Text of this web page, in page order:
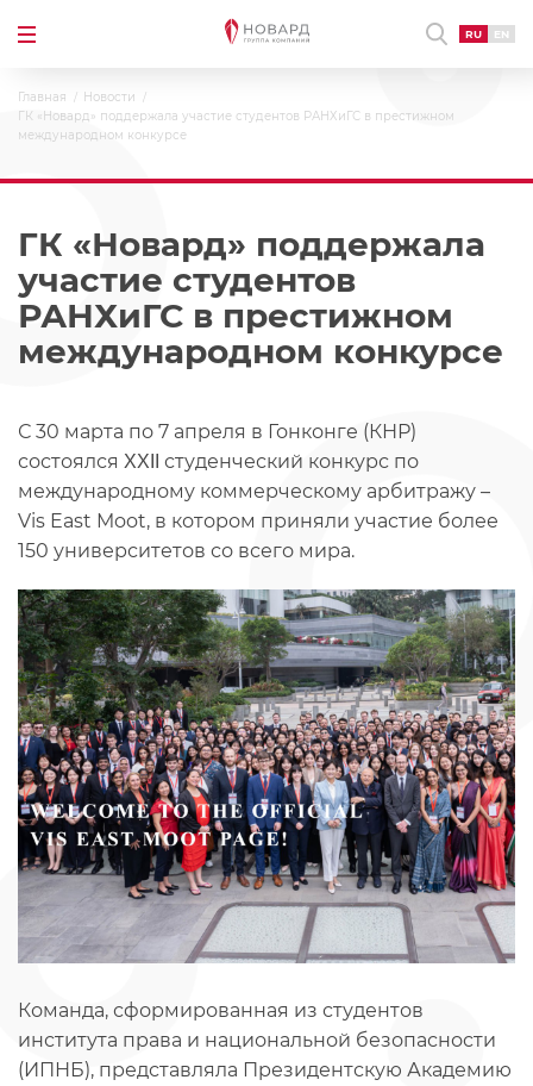
RU EN
Главная
Новости
ГК «Новард» поддержала участие студентов РАНХиГС в престижном
международном конкурсе
ГК «Новард» поддержала
участие студентов
РАНХиГС в престижном
международном конкурсе
С 30 марта по 7 апреля в Гонконге (КНР)
состоялся ΧΧΙΙ студенческий конкурс по
международному коммерческому арбитражу –
Vis East Moot, в котором приняли участие более
150 университетов со всего мира.
Команда, сформированная из студентов
института права и национальной безопасности
(ИПНБ), представляла Президентскую Академию